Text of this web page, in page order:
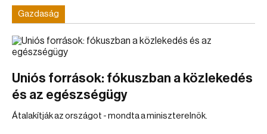
Gazdaság
Uniós források: fókuszban a közlekedés
és az egészségügy
Átalakítják az országot - mondta a miniszterelnök.